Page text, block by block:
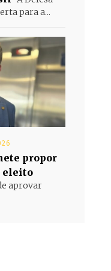
para a...
propor
eleito
aprovar